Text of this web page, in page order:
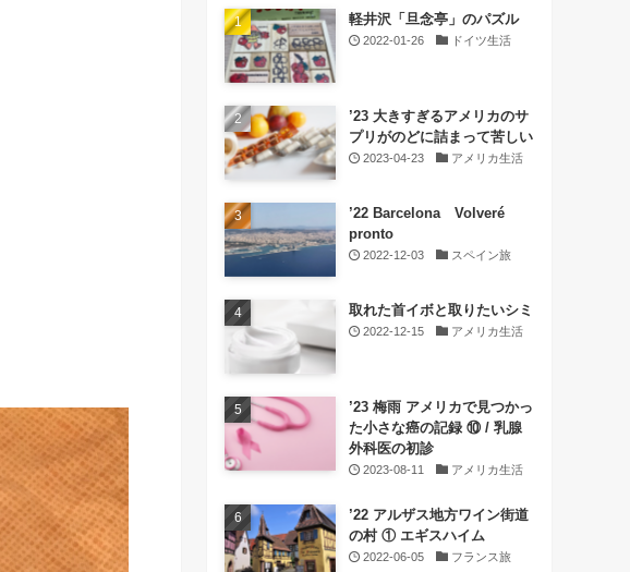
軽井沢「旦念亭」のパズル
2022-01-26 ドイツ生活
’23 大きすぎるアメリカのサ
プリがのどに詰まって苦しい
2023-04-23 アメリカ生活
’22 Barcelona Volveré
pronto
2022-12-03 スペイン旅
取れた首イボと取りたいシミ
2022-12-15 アメリカ生活
’23 梅雨 アメリカで見つかっ
た小さな癌の記録 ⑩ / 乳腺
外科医の初診
2023-08-11 アメリカ生活
’22 アルザス地方ワイン街道
の村 ① エギスハイム
2022-06-05 フランス旅